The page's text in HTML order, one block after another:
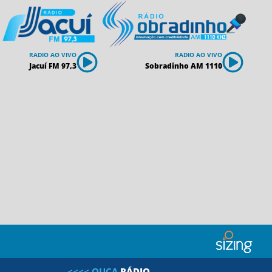
RADIO AO VIVO
Jacuí FM 97,3
RADIO AO VIVO
Sobradinho AM 1110